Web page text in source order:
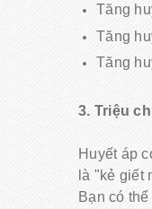
Tăng
Tăng
Tăng
3. Triệu
Huyết áp
là "kẻ giết
Bạn có